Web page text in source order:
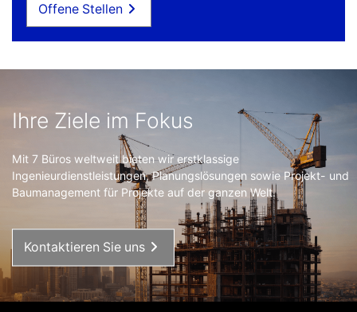
Offene Stellen
Ihre Ziele im Fokus
Mit 7 Büros weltweit bieten wir erstklassige
Ingenieurdienstleistungen, Planungslösungen sowie Projekt- und
Baumanagement für Projekte auf der ganzen Welt.
Kontaktieren Sie uns